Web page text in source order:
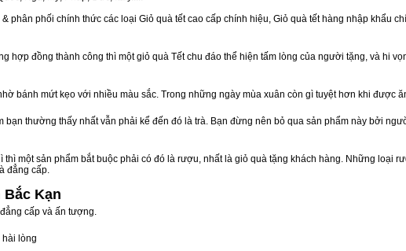
& phân phối chính thức các loại Giỏ quà tết cao cấp chính hiệu, Giỏ quà tết hàng nhập khẩu
hợp đồng thành công thì một giỏ quà Tết chu đáo thể hiện tấm lòng của người tặng, và hi
bánh mứt kẹo với nhiều màu sắc. Trong những ngày mùa xuân còn gì tuyệt hơn khi được
bạn thường thấy nhất vẫn phải kể đến đó là trà. Bạn đừng nên bỏ qua sản phẩm này bởi
thì một sản phẩm bắt buộc phải có đó là rượu, nhất là giỏ quà tặng khách hàng. Những loại
đẳng cấp.
Bắc Kạn
cấp và ấn tượng.
hài lòng